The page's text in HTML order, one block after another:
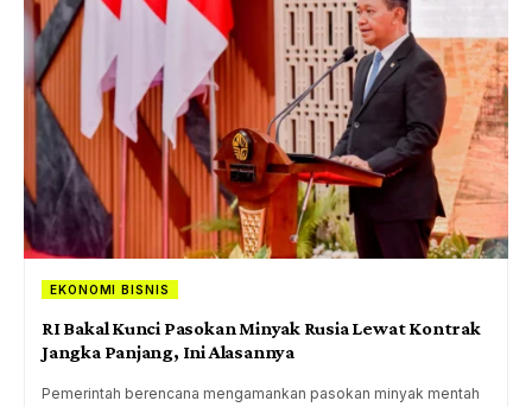
EKONOMI BISNIS
RI Bakal Kunci Pasokan Minyak Rusia Lewat Kontrak
Jangka Panjang, Ini Alasannya
Pemerintah berencana mengamankan pasokan minyak mentah